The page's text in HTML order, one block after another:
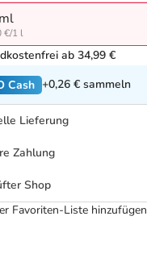
€/1 l
ab 34,99 €
Cash +0,26 € sammeln
Lieferung
Zahlung
Shop
Favoriten-Liste hinzufügen